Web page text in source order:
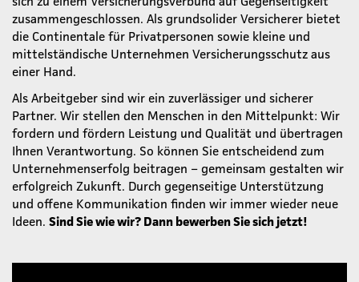
zusammengeschlossen. Als grundsolider Versicherer bietet
die Continentale für Privatpersonen sowie kleine und
mittelständische Unternehmen Versicherungsschutz aus
einer Hand.
Als Arbeitgeber sind wir ein zuverlässiger und sicherer
Partner. Wir stellen den Menschen in den Mittelpunkt: Wir
fordern und fördern Leistung und Qualität und übertragen
Ihnen Verantwortung. So können Sie entscheidend zum
Unternehmenserfolg beitragen – gemeinsam gestalten wir
erfolgreich Zukunft. Durch gegenseitige Unterstützung
und offene Kommunikation finden wir immer wieder neue
Ideen. Sind Sie wie wir? Dann bewerben Sie sich jetzt!